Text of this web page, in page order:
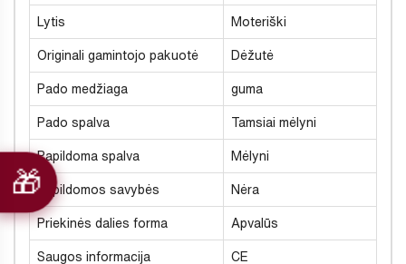
Lytis Moteriški
Originali gamintojo pakuotė Dėžutė
Pado medžiaga guma
Pado spalva Tamsiai mėlyni
Papildoma spalva Mėlyni
Papildomos savybės Nėra
Priekinės dalies forma Apvalūs
Saugos informacija CE